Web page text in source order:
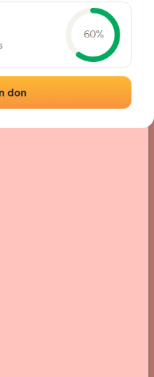
Comentarios y reseñas